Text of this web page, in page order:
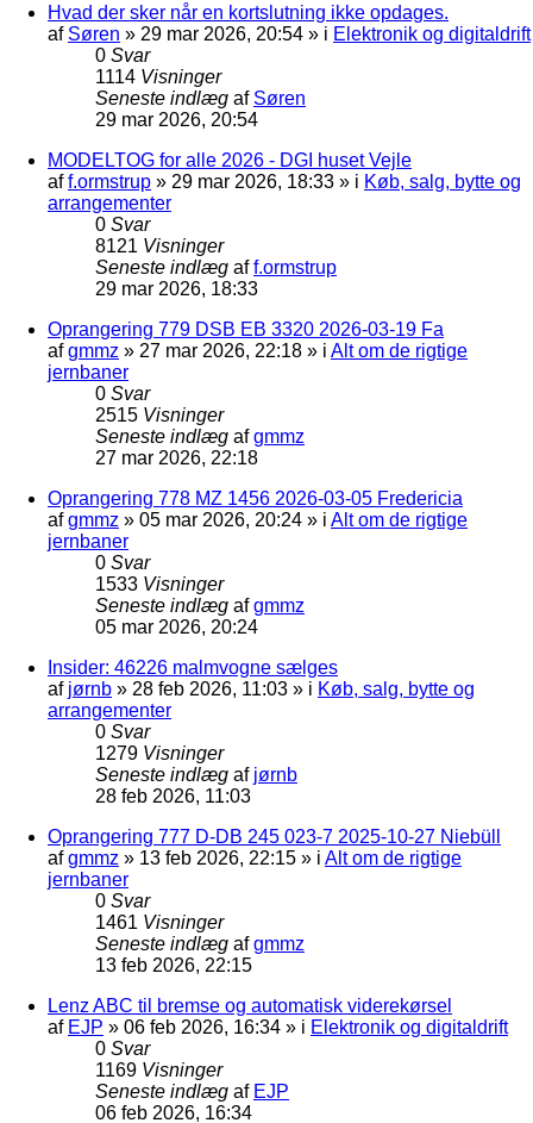
Hvad der sker når en kortslutning ikke opdages.
af Søren » 29 mar 2026, 20:54 » i Elektronik og digitaldrift
0 Svar
1114 Visninger
Seneste indlæg af Søren
29 mar 2026, 20:54
MODELTOG for alle 2026 - DGI huset Vejle
aff.ormstrup » 29 mar 2026, 18:33 » i Køb, salg, bytte og
arrangementer
0 Svar
8121 Visninger
Seneste indlæg aff.ormstrup
29 mar 2026, 18:33
Oprangering 779 DSB EB 3320 2026-03-19 Fa
afgmmz » 27 mar 2026, 22:18 » i Alt om de rigtige
jernbaner
0 Svar
2515 Visninger
Seneste indlæg afgmmz
27 mar 2026, 22:18
Oprangering 778 MZ 1456 2026-03-05 Fredericia
afgmmz » 05 mar 2026, 20:24 » i Alt om de rigtige
jernbaner
0 Svar
1533 Visninger
Seneste indlæg afgmmz
05 mar 2026, 20:24
Insider: 46226 malmvogne sælges
af jørnb » 28 feb 2026, 11:03 » i Køb, salg, bytte og
arrangementer
0 Svar
1279 Visninger
Seneste indlæg af jørnb
28 feb 2026, 11:03
Oprangering 777 D-DB 245 023-7 2025-10-27 Niebüll
afgmmz » 13 feb 2026, 22:15 » i Alt om de rigtige
jernbaner
0 Svar
1461 Visninger
Seneste indlæg afgmmz
13 feb 2026, 22:15
Lenz ABC til bremse og automatisk viderekørsel
af EJP » 06 feb 2026, 16:34 » i Elektronik og digitaldrift
0 Svar
1169 Visninger
Seneste indlæg af EJP
06 feb 2026, 16:34